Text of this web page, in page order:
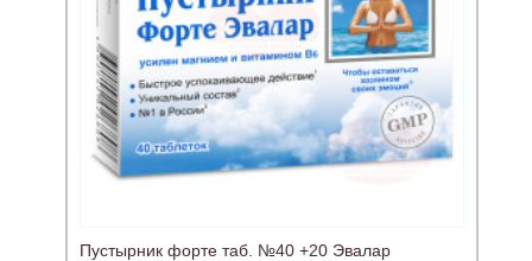
Пустырник форте таб. №40 +20 Эвалар